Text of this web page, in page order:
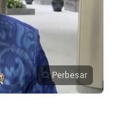
Perbesar